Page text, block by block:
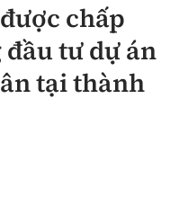
chấp
tư dự án
tại thành